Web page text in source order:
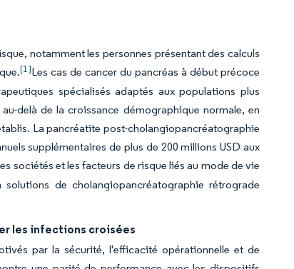
notamment les personnes présentant des calculs
[1]Les cas de cancer du pancréas à début précoce
spécialisés adaptés aux populations plus
delà de la croissance démographique normale, en
La pancréatite post-cholangiopancréatographie
supplémentaires de plus de 200 millions USD aux
sociétés et les facteurs de risque liés au mode de vie
de cholangiopancréatographie rétrograde
les infections croisées
par la sécurité, l'efficacité opérationnelle et de